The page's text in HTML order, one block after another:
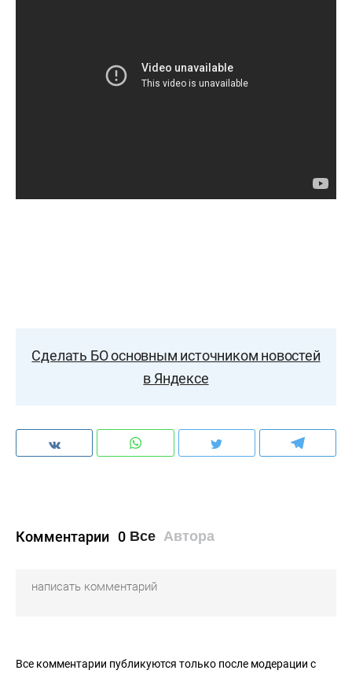
Сделать БО основным источником новостей
в Яндексе
Комментарии 0 Все Автора
Все комментарии публикуются только после модерации с